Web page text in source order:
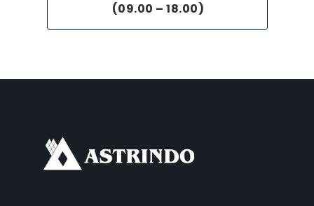
(09.00 – 18.00)
WHATSAPP
YOUTUBE